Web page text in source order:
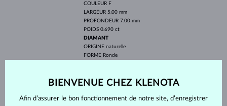
COULEUR F
LARGEUR 5.00 mm
PROFONDEUR 7.00 mm
POIDS 0.690 ct
DIAMANT
ORIGINE naturelle
FORME Ronde
DIAMÈTRE1.8-1.3 mm
BIENVENUE CHEZ KLENOTA
Afin d’assurer le bon fonctionnement de notre site, d’enregistrer